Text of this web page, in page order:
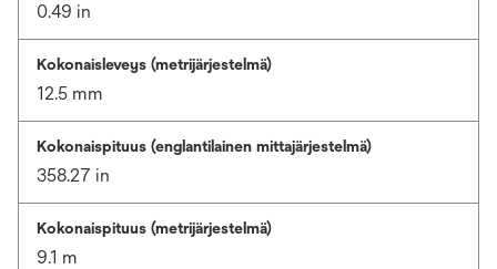
0.49 in
Kokonaisleveys (metrijärjestelmä)
12.5 mm
Kokonaispituus (englantilainen mittajärjestelmä)
358.27 in
Kokonaispituus (metrijärjestelmä)
9.1 m